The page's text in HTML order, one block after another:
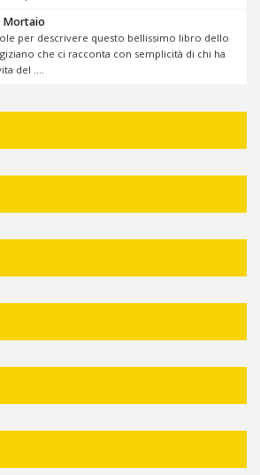
Mortaio
per descrivere questo bellissimo libro dello
che ci racconta con semplicità di chi ha
del ....